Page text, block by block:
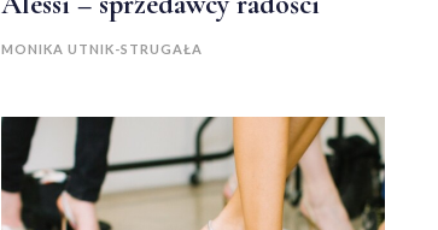
MONIKA UTNIK-STRUGAŁA